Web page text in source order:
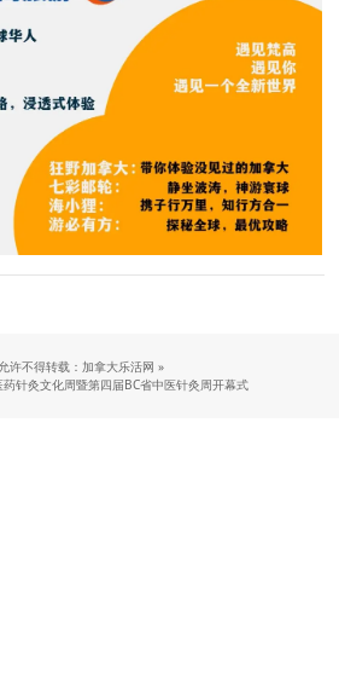
许不得转载：加拿大乐活网 »
针灸文化周暨第四届BC省中医针灸周开幕式